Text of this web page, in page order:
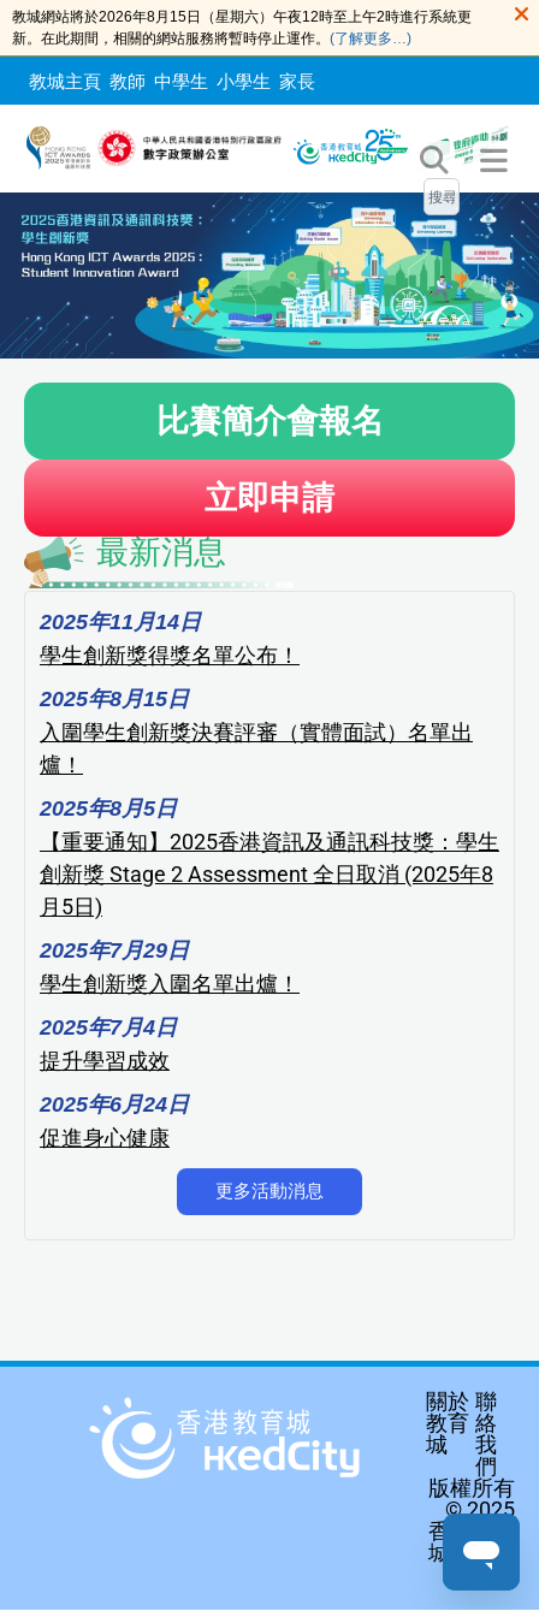
教城網站將於2026年8月15日（星期六）午夜12時至上午2時進行系統更
新。在此期間，相關的網站服務將暫時停止運作。 (了解更多…)
教城主頁 教師 中學生 小學生 家長
比賽簡介會報名
立即申請
最新消息
2025年11月14日
學生創新獎得獎名單公布！
2025年8月15日
入圍學生創新獎決賽評審（實體面試）名單出
爐！
2025年8月5日
【重要通知】2025香港資訊及通訊科技獎：學生
創新獎 Stage 2 Assessment 全日取消 (2025年8
月5日)
2025年7月29日
學生創新獎入圍名單出爐！
2025年7月4日
提升學習成效
2025年6月24日
促進身心健康
更多活動消息
關於
教育
城
聯
絡
我
們
版權所有
© 2025
香港教育
城有限公